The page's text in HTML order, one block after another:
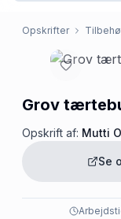
Opskrifter
Grov
Opskrift af: Mutti
Se